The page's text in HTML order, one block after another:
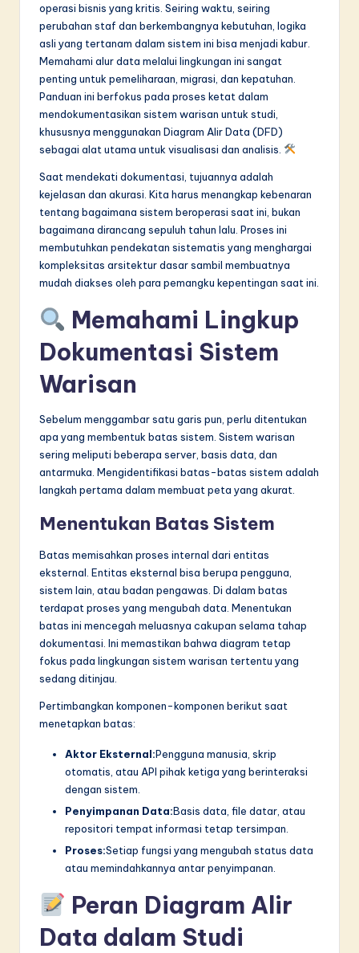
in
A
&
S
o
w
ti
o
operasi bisnis yang kritis. Seiring waktu, seiring
perubahan staf dan berkembangnya kebutuhan, logika
asli yang tertanam dalam sistem ini bisa menjadi kabur.
Memahami alur data melalui lingkungan ini sangat
penting untuk pemeliharaan, migrasi, dan kepatuhan.
Panduan ini berfokus pada proses ketat dalam
mendokumentasikan sistem warisan untuk studi,
khususnya menggunakan Diagram Alir Data (DFD)
sebagai alat utama untuk visualisasi dan analisis.
Saat mendekati dokumentasi, tujuannya adalah
kejelasan dan akurasi. Kita harus menangkap kebenaran
tentang bagaimana sistem beroperasi saat ini, bukan
bagaimana dirancang sepuluh tahun lalu. Proses ini
membutuhkan pendekatan sistematis yang menghargai
kompleksitas arsitektur dasar sambil membuatnya
mudah diakses oleh para pemangku kepentingan saat ini.
Memahami Lingkup
Dokumentasi Sistem
Warisan
Sebelum menggambar satu garis pun, perlu ditentukan
apa yang membentuk batas sistem. Sistem warisan
sering meliputi beberapa server, basis data, dan
antarmuka. Mengidentifikasi batas-batas sistem adalah
langkah pertama dalam membuat peta yang akurat.
Menentukan Batas Sistem
Batas memisahkan proses internal dari entitas
eksternal. Entitas eksternal bisa berupa pengguna,
sistem lain, atau badan pengawas. Di dalam batas
terdapat proses yang mengubah data. Menentukan
batas ini mencegah meluasnya cakupan selama tahap
dokumentasi. Ini memastikan bahwa diagram tetap
fokus pada lingkungan sistem warisan tertentu yang
sedang ditinjau.
Pertimbangkan komponen-komponen berikut saat
menetapkan batas:
Aktor Eksternal:Pengguna manusia, skrip
otomatis, atau API pihak ketiga yang berinteraksi
dengan sistem.
Penyimpanan Data:Basis data, file datar, atau
repositori tempat informasi tetap tersimpan.
Proses:Setiap fungsi yang mengubah status data
atau memindahkannya antar penyimpanan.
Peran Diagram Alir
Data dalam Studi